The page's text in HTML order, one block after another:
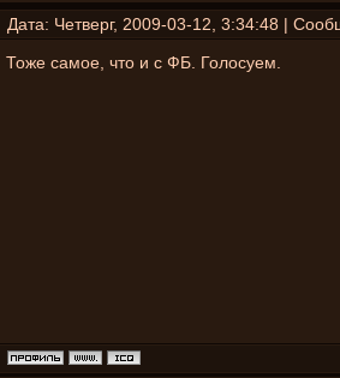
Дата: Четверг, 2009-03-12, 3:34:48 |
Тоже самое, что и с ФБ. Голосуем.